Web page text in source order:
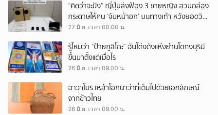
“คิดว่าจะปัง” ญี่ปุ่นส่งฟ้อง 3 ชายหญิง สวมกล่อง
กระดาษให้คน ‘จับหน้าอก’ บนทางเท้า หวังยอดวิว-
กวาดเงินล้าน
27 มิ.ย. เวลา 00.00 น.
รู้ไหมว่า “ป้ายกูลิโกะ” อันโด่งดังแห่งย่านโดทงบุริมี
ขึ้นมาตั้งแต่เมื่อไร
26 มิ.ย. เวลา 09.00 น.
อาวาโมริ เหล้าโอกินาว่าที่เต็มไปด้วยเอกลักษณ์
จากข้าวไทย
26 มิ.ย. เวลา 09.00 น.